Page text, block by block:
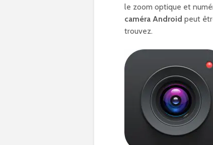
le zoom optique et
caméra Android peut
trouvez.